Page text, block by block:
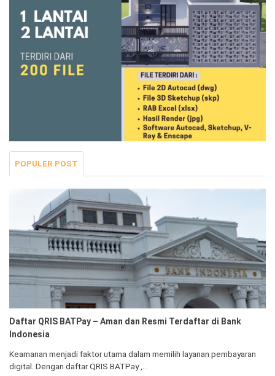
POPULER POST
Daftar QRIS BATPay – Aman dan Resmi Terdaftar di Bank
Indonesia
Keamanan menjadi faktor utama dalam memilih layanan pembayaran
digital. Dengan daftar QRIS BATPay ,…